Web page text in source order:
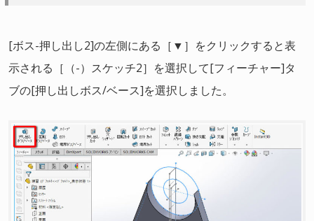
[ボス-押し出し2]の左側にある［▼］をクリックすると表
示される［（-）スケッチ2］を選択して[フィーチャー]タ
ブの[押し出しボス/ベース]を選択しました。